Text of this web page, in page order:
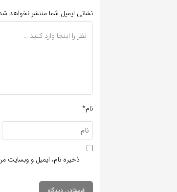
نشانی ایمیل شما منتشر نخواهد
نام*
ذخیره نام، ایمیل و وبسایت